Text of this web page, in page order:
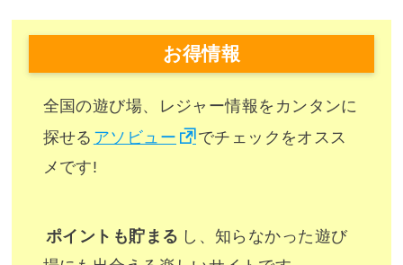
お得情報
全国の遊び場、レジャー情報をカンタンに
探せる アソビュー
でチェックをオスス
メです!
ポイントも貯まる し、知らなかった遊び